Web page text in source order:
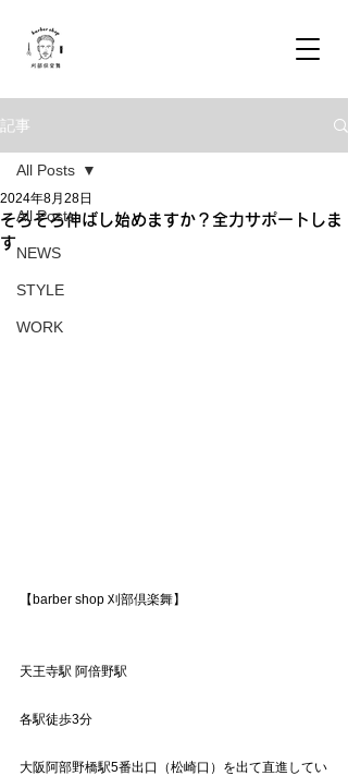
記事
All Posts
NEWS
STYLE
WORK
All Posts
そろそろ伸ばし始めますか？全力サポートしま
す
2024年8月28日
【barber shop 刈部倶楽舞】
天王寺駅 阿倍野駅
各駅徒歩3分
大阪阿部野橋駅5番出口（松崎口）を出て直進してい